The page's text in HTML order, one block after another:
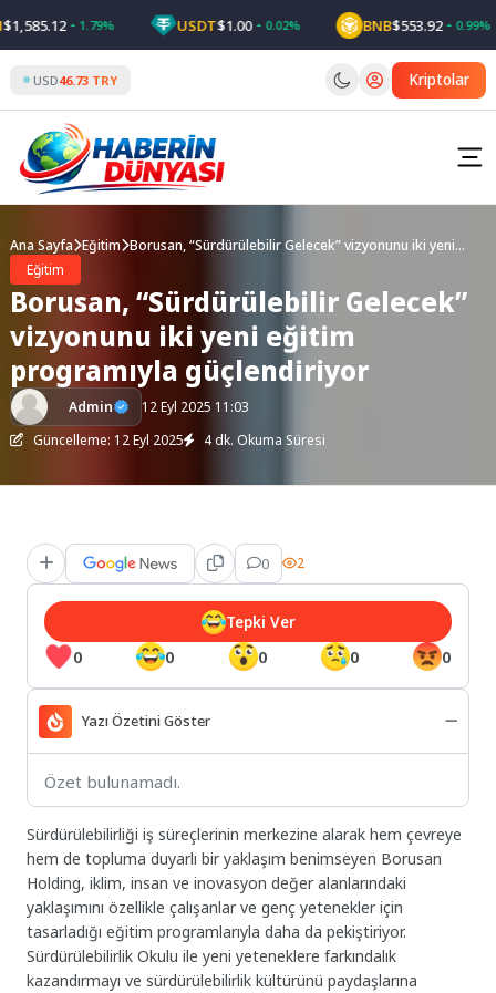
to
content
1.79% USDT$1.00 0.02% BNB$553.92 0.99%
USD46.73 TRY Kriptolar
Ana Sayfa Eğitim Borusan, “Sürdürülebilir Gelecek” vizyonunu iki yeni
Eğitim
Borusan, “Sürdürülebilir Gelecek”
vizyonunu iki yeni eğitim
programıyla güçlendiriyor
Admin
12 Eyl 2025 11:03
Güncelleme: 12 Eyl 2025
4 dk. Okuma Süresi
0 2
0 0 0 0 0
Tepki Ver
Yazı Özetini Göster
Özet bulunamadı.
Sürdürülebilirliği iş süreçlerinin merkezine alarak hem çevreye
hem de topluma duyarlı bir yaklaşım benimseyen Borusan
Holding, iklim, insan ve inovasyon değer alanlarındaki
yaklaşımını özellikle çalışanlar ve genç yetenekler için
tasarladığı eğitim programlarıyla daha da pekiştiriyor.
Sürdürülebilirlik Okulu ile yeni yeteneklere farkındalık
kazandırmayı ve sürdürülebilirlik kültürünü paydaşlarına